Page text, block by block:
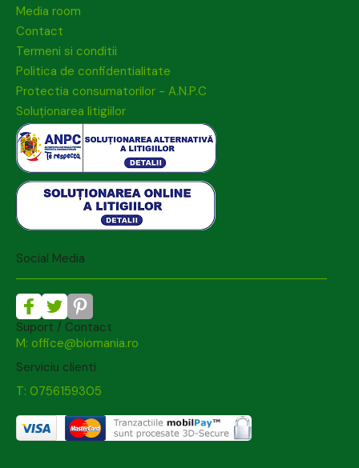
Media room
Contact
Termeni si conditii
Politica de confidentialitate
Protectia consumatorilor - A.N.P.C
Soluționarea litigiilor
Social Media
Suport / Contact
M: office@biomania.ro
Serviciu clienti
T: 0756159305